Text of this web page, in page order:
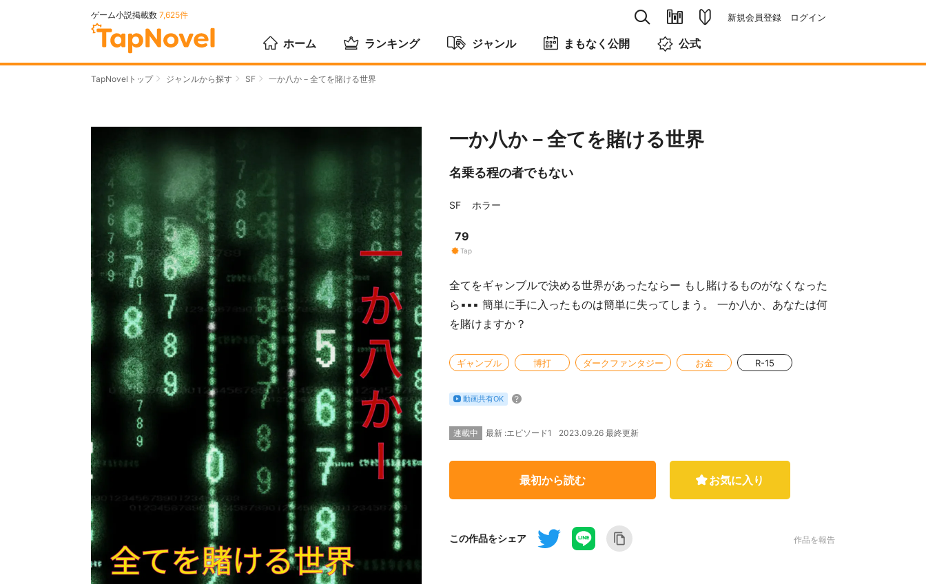
ゲーム小説掲載数 7,625件 新規会員登録 ログイン
ホーム ランキング ジャンル まもなく公開 公式
TapNovelトップ ジャンルから探す SF 一か八か－全てを賭ける世界
一か八か－全てを賭ける世界
名乗る程の者でもない
SF ホラー
Tap
79
全てをギャンブルで決める世界があったならー もし賭けるものがなくなった
ら▪▪▪ 簡単に手に入ったものは簡単に失ってしまう。 一か八か、あなたは何
を賭けますか？
ギャンブル 博打 ダークファンタジー お金 R-15
動画共有OK
連載中 最新 :エピソード1 2023.09.26 最終更新
最初から読む お気に入り
この作品をシェア 作品を報告